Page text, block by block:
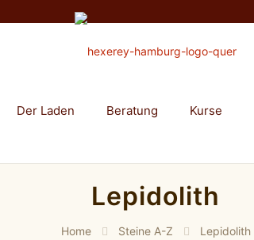
Der Laden Beratung Kurse
Lepidolith
Home Steine A-Z Lepidolith